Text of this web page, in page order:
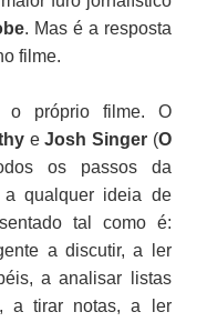
. Mas é a resposta
filme.
o próprio filme. O
eJosh Singer (O
os passos da
a qualquer ideia de
tal como é:
a discutir, a ler
a analisar listas
a tirar notas, a ler